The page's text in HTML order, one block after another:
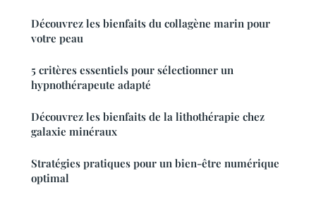
Découvrez les bienfaits du collagène marin pour
votre peau
5 critères essentiels pour sélectionner un
hypnothérapeute adapté
Découvrez les bienfaits de la lithothérapie chez
galaxie minéraux
Stratégies pratiques pour un bien-être numérique
optimal